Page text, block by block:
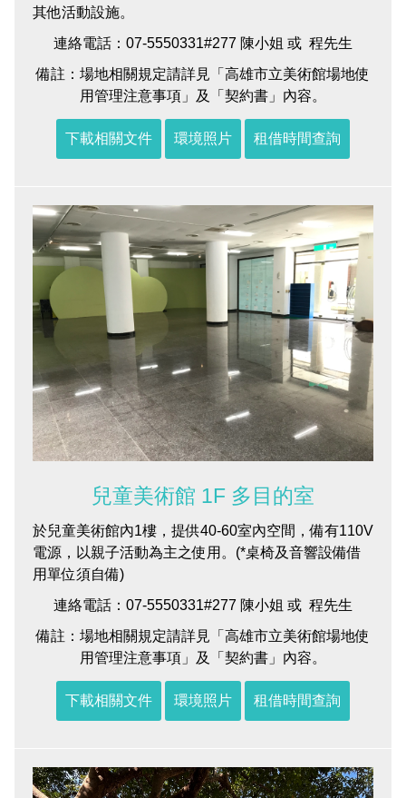
其他活動設施。
連絡電話：07-5550331#277 陳小姐 或 程先生
備註：場地相關規定請詳見「高雄市立美術館場地使
用管理注意事項」及「契約書」內容。
下載相關文件 環境照片 租借時間查詢
兒童美術館 1F 多目的室
於兒童美術館內1樓，提供40-60室內空間，備有110V
電源，以親子活動為主之使用。(*桌椅及音響設備借
用單位須自備)
連絡電話：07-5550331#277 陳小姐 或 程先生
備註：場地相關規定請詳見「高雄市立美術館場地使
用管理注意事項」及「契約書」內容。
下載相關文件 環境照片 租借時間查詢